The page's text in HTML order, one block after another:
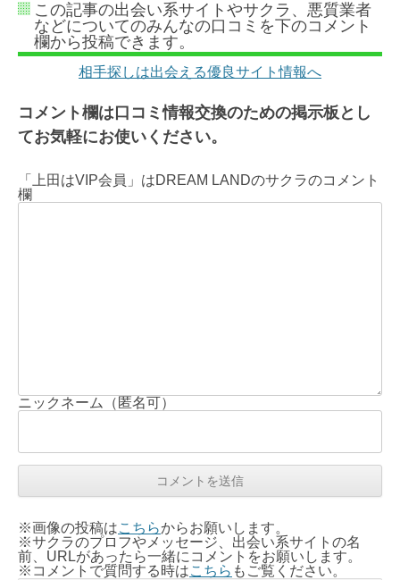
この記事の出会い系サイトやサクラ、悪質業者
などについてのみんなの口コミを下のコメント
欄から投稿できます。
相手探しは出会える優良サイト情報へ
コメント欄は口コミ情報交換のための掲示板とし
てお気軽にお使いください。
「上田はVIP会員」はDREAM LANDのサクラのコメント
欄
ニックネーム（匿名可）
※画像の投稿はこちらからお願いします。
※サクラのプロフやメッセージ、出会い系サイトの名
前、URLがあったら一緒にコメントをお願いします。
※コメントで質問する時はこちら もご覧ください。